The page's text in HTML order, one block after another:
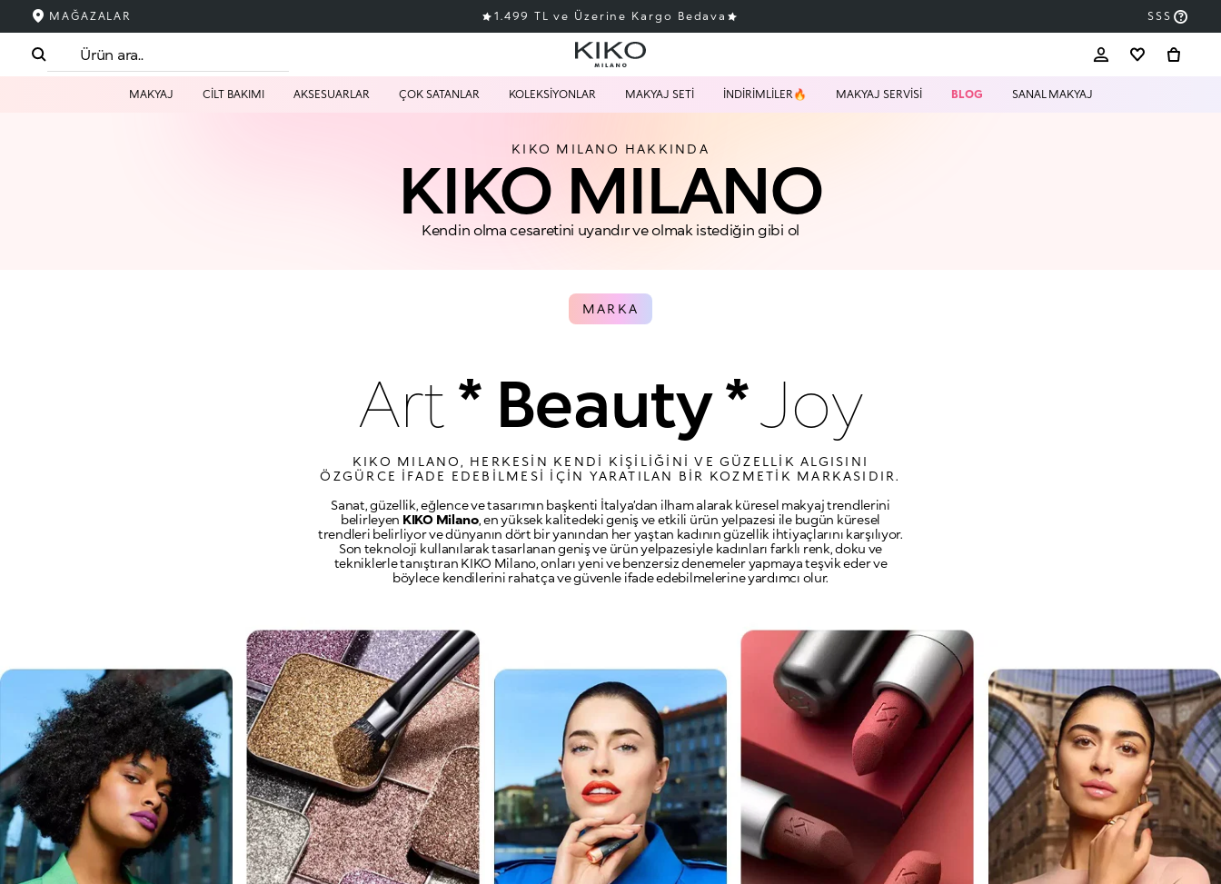
MAĞAZALAR 1.499 TL ve Üzerine Kargo Bedava SSS
MAKYAJ CİLT BAKIMI AKSESUARLAR ÇOK SATANLAR KOLEKSİYONLAR MAKYAJ SETİ İNDİRİMLİLER🔥 MAKYAJ SERVİSİ BLOG SANAL MAKYAJ
KIKO MILANO HAKKINDA
KIKO MILANO
Kendin olma cesaretini uyandır ve olmak istediğin gibi ol
MARKA
Art* Beauty *Joy
KIKO MILANO, HERKESIN KENDI KIŞILIĞINI VE GÜZELLIK ALGISINI
ÖZGÜRCE IFADE EDEBILMESI IÇIN YARATILAN BIR KOZMETIK MARKASIDIR.
Sanat, güzellik, eğlence ve tasarımın başkenti İtalya’dan ilham alarak küresel makyaj trendlerini
belirleyen KIKO Milano, en yüksek kalitedeki geniş ve etkili ürün yelpazesi ile bugün küresel
trendleri belirliyor ve dünyanın dört bir yanından her yaştan kadının güzellik ihtiyaçlarını karşılıyor.
Son teknoloji kullanılarak tasarlanan geniş ve ürün yelpazesiyle kadınları farklı renk, doku ve
tekniklerle tanıştıran KIKO Milano, onları yeni ve benzersiz denemeler yapmaya teşvik eder ve
böylece kendilerini rahatça ve güvenle ifade edebilmelerine yardımcı olur.